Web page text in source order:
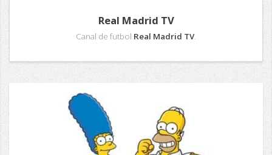
Real Madrid TV
Canal de futbol Real Madrid TV.